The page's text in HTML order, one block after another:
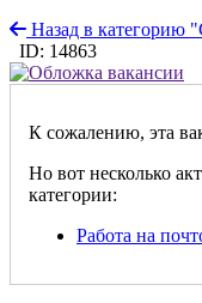
Назад в категорию
ID: 14863
К сожалению, эта
Но вот несколько
категории:
Работа на